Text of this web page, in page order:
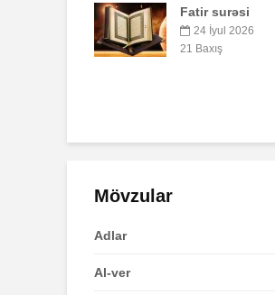
AŞURA BARƏDƏ
26 İyun 2026
Mövzular
Adlar
Al-ver